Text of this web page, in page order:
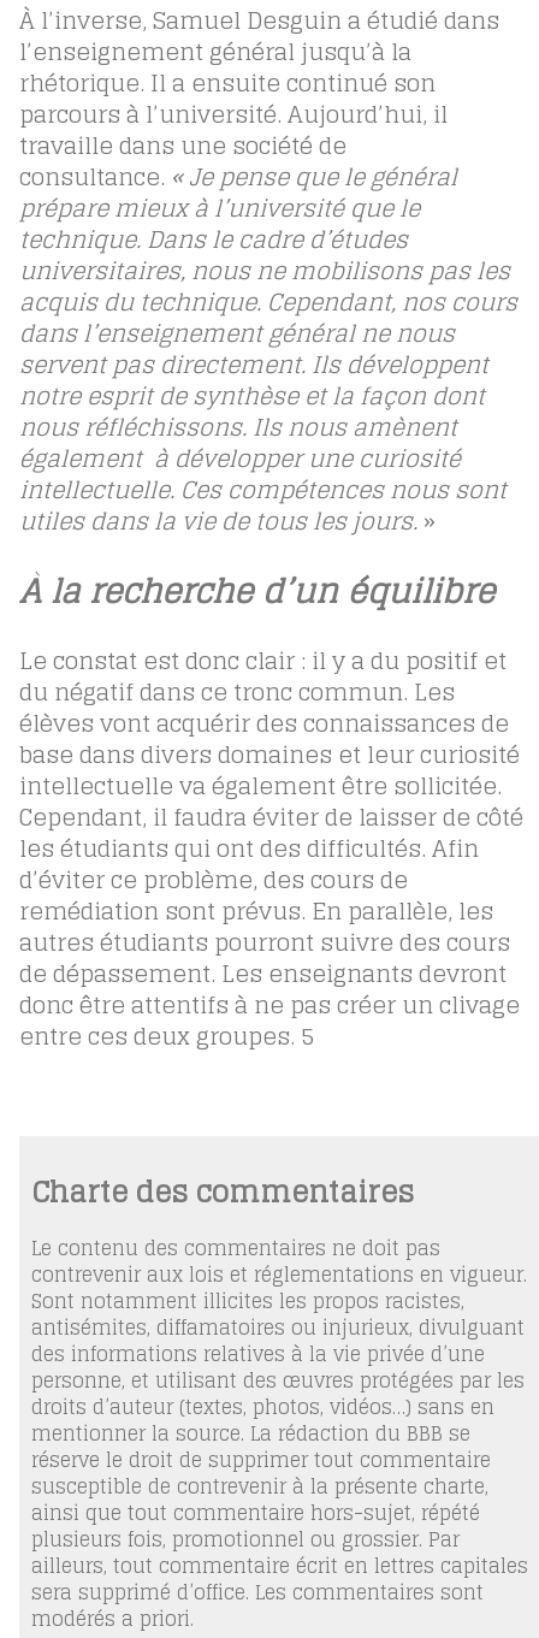
À l’inverse, Samuel Desguin a étudié dans
l’enseignement général jusqu’à la
rhétorique. Il a ensuite continué son
parcours à l’université. Aujourd’hui, il
travaille dans une société de
consultance. «Je pense que le général
prépare mieux à l’université que le
technique. Dans le cadre d’études
universitaires, nous ne mobilisons pas les
acquis du technique. Cependant, nos cours
dans l’enseignement général ne nous
servent pas directement. Ils développent
notre esprit de synthèse et la façon dont
nous réfléchissons. Ils nous amènent
également à développer une curiosité
intellectuelle. Ces compétences nous sont
utiles dans la vie de tous les jours.»
À la recherche d’un équilibre
Le constat est donc clair : il y a du positif et
du négatif dans ce tronc commun. Les
élèves vont acquérir des connaissances de
base dans divers domaines et leur curiosité
intellectuelle va également être sollicitée.
Cependant, il faudra éviter de laisser de côté
les étudiants qui ont des difficultés. Afin
d’éviter ce problème, des cours de
remédiation sont prévus. En parallèle, les
autres étudiants pourront suivre des cours
de dépassement. Les enseignants devront
donc être attentifs à ne pas créer un clivage
entre ces deux groupes. 5
Charte des commentaires
Le contenu des commentaires ne doit pas
contrevenir aux lois et réglementations en vigueur.
Sont notamment illicites les propos racistes,
antisémites, diffamatoires ou injurieux, divulguant
des informations relatives à la vie privée d’une
personne, et utilisant des œuvres protégées par les
droits d’auteur (textes, photos, vidéos…) sans en
mentionner la source. La rédaction du BBB se
réserve le droit de supprimer tout commentaire
susceptible de contrevenir à la présente charte,
ainsi que tout commentaire hors-sujet, répété
plusieurs fois, promotionnel ou grossier. Par
ailleurs, tout commentaire écrit en lettres capitales
sera supprimé d’office. Les commentaires sont
modérés a priori.